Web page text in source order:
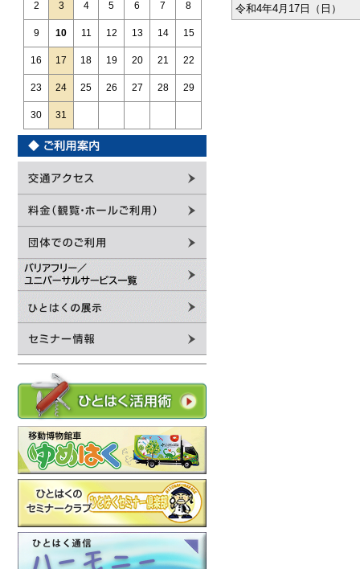
2 3 4 5 6 7 8
9 10 11 12 13 14 15
16 17 18 19 20 21 22
23 24 25 26 27 28 29
30 31
令和4年4月17日（日）